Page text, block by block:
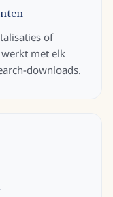
of
met elk
downloads.